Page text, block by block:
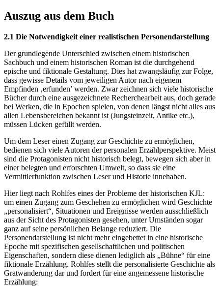
Auszug aus dem Buch
2.1 Die Notwendigkeit einer realistischen Personendarstellung
Der grundlegende Unterschied zwischen einem historischen
Sachbuch und einem historischen Roman ist die durchgehend
epische und fiktionale Gestaltung. Dies hat zwangsläufig zur Folge,
dass gewisse Details vom jeweiligen Autor nach eigenem
Empfinden ‚erfunden’ werden. Zwar zeichnen sich viele historische
Bücher durch eine ausgezeichnete Recherchearbeit aus, doch gerade
bei Werken, die in Epochen spielen, von denen längst nicht alles aus
allen Lebensbereichen bekannt ist (Jungsteinzeit, Antike etc.),
müssen Lücken gefüllt werden.
Um dem Leser einen Zugang zur Geschichte zu ermöglichen,
bedienen sich viele Autoren der personalen Erzählperspektive. Meist
sind die Protagonisten nicht historisch belegt, bewegen sich aber in
einer belegten und erforschten Umwelt, so dass sie eine
Vermittlerfunktion zwischen Leser und Historie innehaben.
Hier liegt nach Rohlfes eines der Probleme der historischen KJL:
um einen Zugang zum Geschehen zu ermöglichen wird Geschichte
„personalisiert“, Situationen und Ereignisse werden ausschließlich
aus der Sicht des Protagonisten gesehen, unter Umständen sogar
ganz auf seine persönlichen Belange reduziert. Die
Personendarstellung ist nicht mehr eingebettet in eine historische
Epoche mit spezifischen gesellschaftlichen und politischen
Eigenschaften, sondern diese dienen lediglich als „Bühne“ für eine
fiktionale Erzählung. Rohlfes stellt die personalisierte Geschichte als
Gratwanderung dar und fordert für eine angemessene historische
Erzählung: